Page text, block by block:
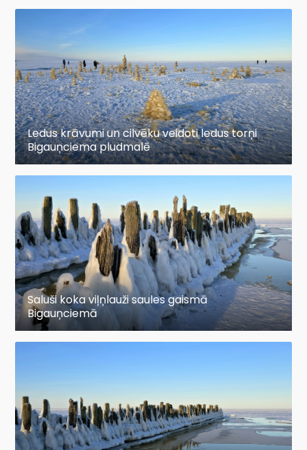
Ledus krāvumi un cilvēku veidoti ledus torņi
Bigauņciema pludmalē
Saluši koka viļņlauži saules gaismā
Bigauņciemā